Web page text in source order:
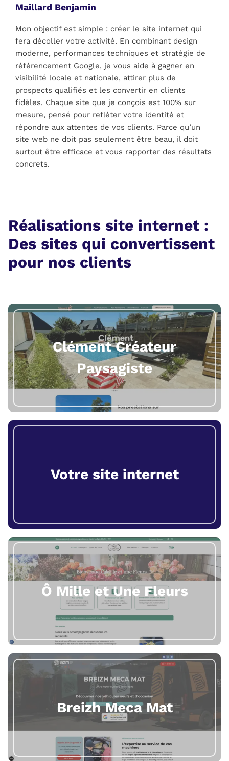
Maillard Benjamin
Mon objectif est simple : créer le site internet qui
fera décoller votre activité. En combinant design
moderne, performances techniques et stratégie de
référencement Google, je vous aide à gagner en
visibilité locale et nationale, attirer plus de
prospects qualifiés et les convertir en clients
fidèles. Chaque site que je conçois est 100% sur
mesure, pensé pour refléter votre identité et
répondre aux attentes de vos clients. Parce qu’un
site web ne doit pas seulement être beau, il doit
surtout être efficace et vous rapporter des résultats
concrets.
Réalisations site internet :
Des sites qui convertissent
pour nos clients
Clément Créateur
Paysagiste
Votre site internet
Ô Mille et Une Fleurs
Breizh Meca Mat